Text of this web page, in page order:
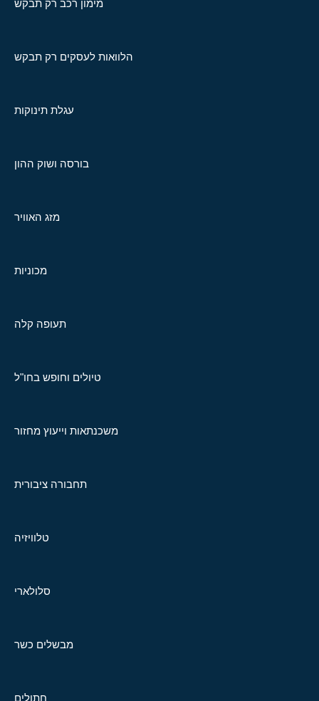
מימון רכב רק תבקש
הלוואות לעסקים רק תבקש
עגלת תינוקות
בורסה ושוק ההון
מזג האוויר
מכוניות
תעופה קלה
טיולים וחופש בחו"ל
משכנתאות וייעוץ מחזור
תחבורה ציבורית
טלוויזיה
סלולארי
מבשלים כשר
חתולים